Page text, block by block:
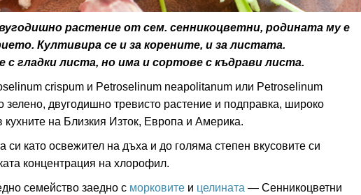
растение от сем. сенникоцветни, родината му е
Култивира се и за корените, и за листата.
с гладки листа, но има и сортове с къдрави листа.
crispum и Petroselinum neapolitanum или Petroselinum
зелено, двугодишно тревисто растение и подправка, широко
кухните на Близкия Изток, Европа и Америка.
си като освежител на дъха и до голяма степен вкусовите си
концентрация на хлорофил.
семейство заедно с морковите и целината — Сенникоцветни